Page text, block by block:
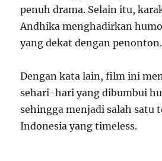
penuh drama. Selain itu,
Andhika menghadirkan
yang dekat dengan penonton.
Dengan kata lain, film ini
sehari-hari yang dibumbui
sehingga menjadi salah satu
Indonesia yang timeless.